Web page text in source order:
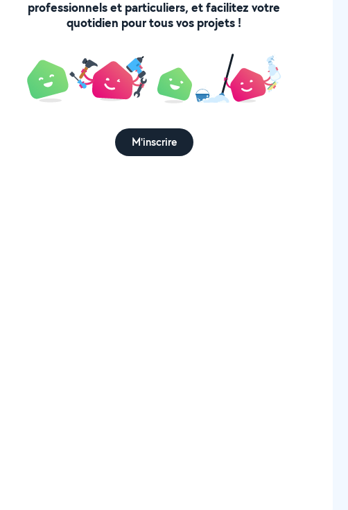
professionnels et particuliers, et facilitez votre
quotidien pour tous vos projets !
M'inscrire